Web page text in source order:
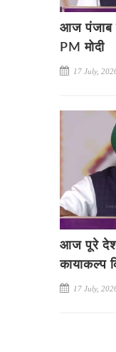
आज पंजाब
PM मोदी
17 July,
आज पूरे देश
कायाकल्प
17 July,